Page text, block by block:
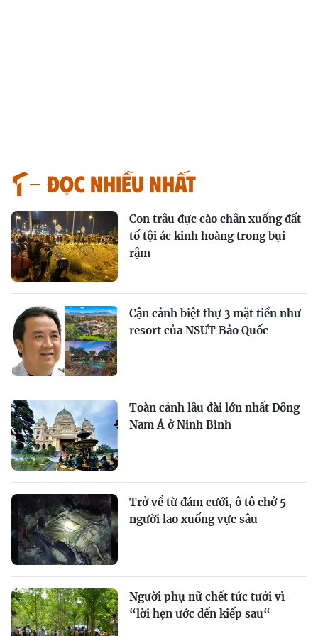
Đọc nhiều nhất
Con trâu đực cào chân xuống đất
tố tội ác kinh hoàng trong bụi
rậm
Cận cảnh biệt thự 3 mặt tiền như
resort của NSƯT Bảo Quốc
Toàn cảnh lâu đài lớn nhất Đông
Nam Á ở Ninh Bình
Trở về từ đám cưới, ô tô chở 5
người lao xuống vực sâu
Người phụ nữ chết tức tưởi vì
“lời hẹn ước đến kiếp sau“